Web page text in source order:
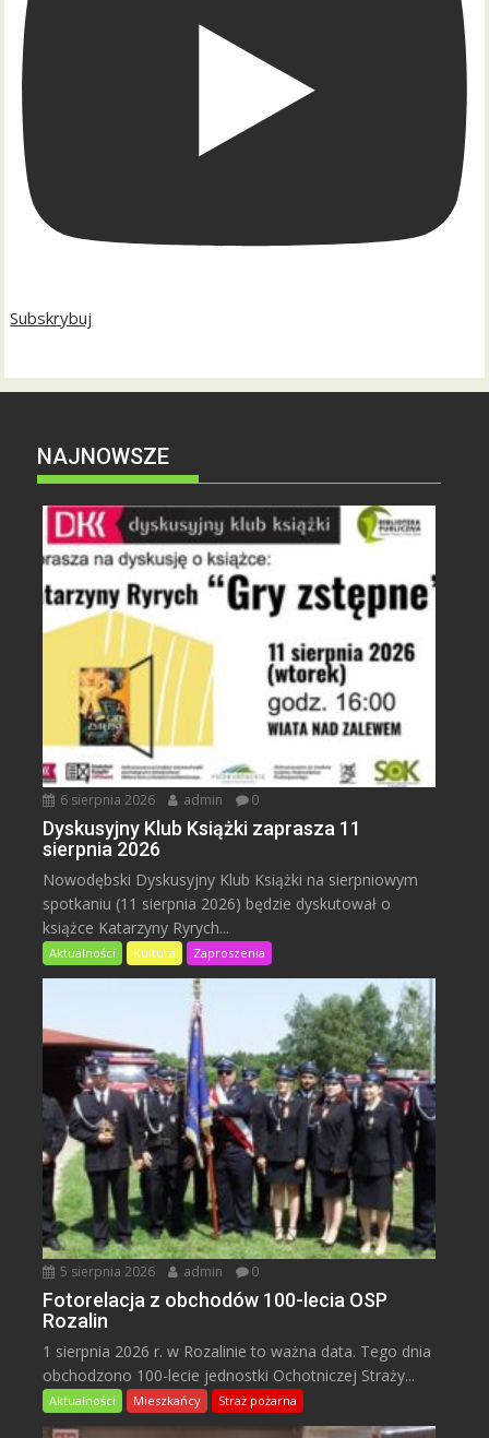
Subskrybuj
NAJNOWSZE
6 sierpnia 2026 admin 0
Dyskusyjny Klub Książki zaprasza 11
sierpnia 2026
Nowodębski Dyskusyjny Klub Książki na sierpniowym
spotkaniu (11 sierpnia 2026) będzie dyskutował o
książce Katarzyny Ryrych...
Aktualności Kultura Zaproszenia
5 sierpnia 2026 admin 0
Fotorelacja z obchodów 100-lecia OSP
Rozalin
1 sierpnia 2026 r. w Rozalinie to ważna data. Tego dnia
obchodzono 100-lecie jednostki Ochotniczej Straży...
Aktualności Mieszkańcy Straż pożarna